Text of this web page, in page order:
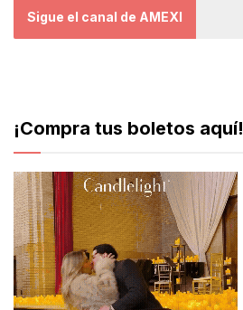
Sigue el canal de AMEXI
¡Compra tus boletos aquí!